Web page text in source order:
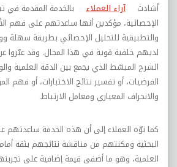
أشادت آراء العملاء
بالخدمة المقدمة في
الإحصائية، مؤكدين أنها ساعدتهم على فهم
والتطبيقية للتحليل الإحصائي بطريقة
لديهم خلفية قوية في هذا المجال. وقد عبّروا
الشرح المبسّط الذي يجمع بين الدقة العلمية
الفرضيات، أو تفسير نتائج الاختبارات، أو فهم
والانحراف المعياري ومعامل الارتباط.
كما نوّه العملاء إلى أن هذه الخدمة ساعدتهم
البحثية ومكنتهم من مناقشة نتائجهم بثقة
العلمية، وهو ما أضفى قيمة إضافية على